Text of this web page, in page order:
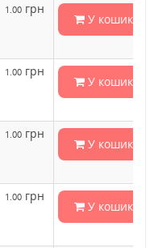
1.00 грн
У кошик
1.00 грн
У кошик
1.00 грн
У кошик
1.00 грн
У кошик